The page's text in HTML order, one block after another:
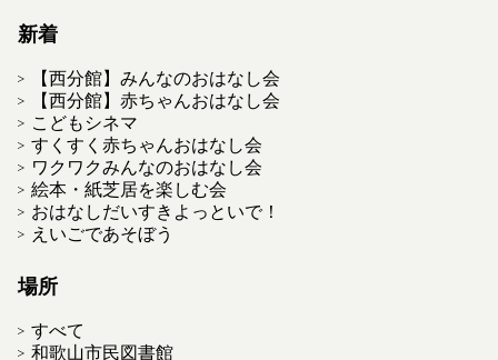
新着
【西分館】みんなのおはなし会
【西分館】赤ちゃんおはなし会
こどもシネマ
すくすく赤ちゃんおはなし会
ワクワクみんなのおはなし会
絵本・紙芝居を楽しむ会
おはなしだいすきよっといで！
えいごであそぼう
場所
すべて
和歌山市民図書館